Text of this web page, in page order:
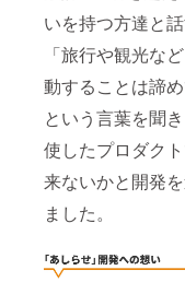
いを持つ方達と
「旅行や観光な
動することは諦め
という言葉を聞
使したプロダク
来ないかと開発
ました。